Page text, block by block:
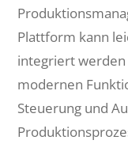
Plattform kann
integriert werden
modernen
Steuerung und